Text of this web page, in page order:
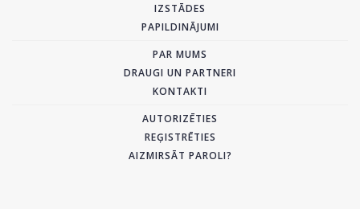
IZSTĀDES
PAPILDINĀJUMI
PAR MUMS
DRAUGI UN PARTNERI
KONTAKTI
AUTORIZĒTIES
REĢISTRĒTIES
AIZMIRSĀT PAROLI?